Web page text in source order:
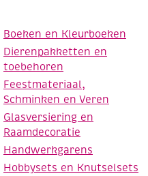
Boeken en Kleurboeken
Dierenpakketten en
toebehoren
Feestmateriaal,
Schminken en Veren
Glasversiering en
Raamdecoratie
Handwerkgarens
Hobbysets en Knutselsets